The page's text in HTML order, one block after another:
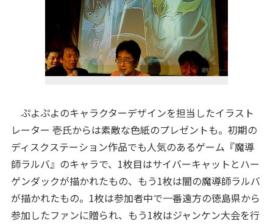
ぷよぷよのキャラクターデザインを担当したイラスト
レーター 壱氏からは素敵な色紙のプレゼントも。初期の
ディスクステーション作品でも人気のあるゲーム『魔導
師ラルバ』のキャラで、1枚目はサイバーキャットとハー
ゲンダックが描かれたもの、もう1枚は闇の魔導師ラルバ
が描かれたもの。1枚は参加者中で一番遠方の徳島県から
参加したファンに贈られ、もう1枚はジャンケン大会を行